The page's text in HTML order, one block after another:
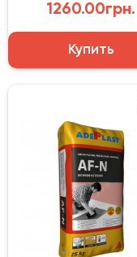
1260.00грн.
Купить